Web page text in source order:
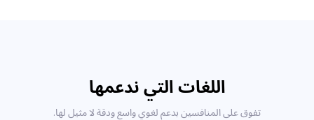
اللغات التي ندعمها
تفوق على المنافسين بدعم لغوي واسع ودقة لا مثيل لها.